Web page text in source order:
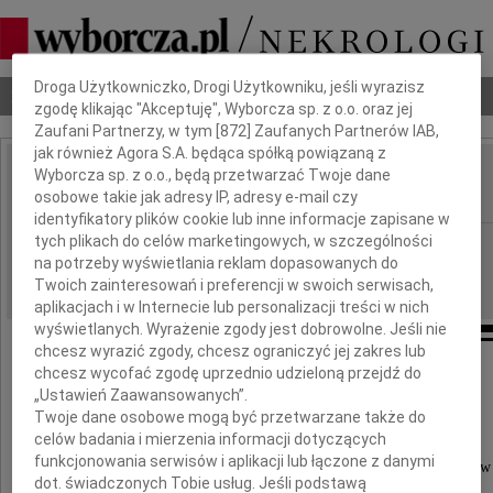
Nekrologi Odeszli Poradnik pogrzebowy
IMIĘ I NAZWISKO: Irena Opalska
REGION: Częstochowa
DATA EMISJI: 11.05.2017
Z żalem przyjęliśmy widomość o śmierci
dr Ireny Opalskiej
dr Irena Opalska należała do grona prekursorów
Dbamy o Twoją prywatność
Droga Użytkowniczko, Drogi Użytkowniku, jeśli wyrazisz
zgodę klikając "Akceptuję", Wyborcza sp. z o.o. oraz jej
Zaufani Partnerzy, w tym [872 ] Zaufanych Partnerów IAB,
jak również Agora S.A. będąca spółką powiązaną z
Wyborcza sp. z o.o., będą przetwarzać Twoje dane
osobowe takie jak adresy IP, adresy e-mail czy
identyfikatory plików cookie lub inne informacje zapisane w
tych plikach do celów marketingowych, w szczególności
na potrzeby wyświetlania reklam dopasowanych do
Twoich zainteresowań i preferencji w swoich serwisach,
aplikacjach i w Internecie lub personalizacji treści w nich
wyświetlanych. Wyrażenie zgody jest dobrowolne. Jeśli nie
chcesz wyrazić zgody, chcesz ograniczyć jej zakres lub
chcesz wycofać zgodę uprzednio udzieloną przejdź do
„Ustawień Zaawansowanych”.
Twoje dane osobowe mogą być przetwarzane także do
celów badania i mierzenia informacji dotyczących
funkcjonowania serwisów i aplikacji lub łączone z danymi
dot. świadczonych Tobie usług. Jeśli podstawą